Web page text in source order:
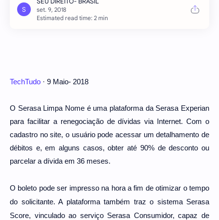
Estimated read time: 2 min
TechTudo · 9 Maio- 2018
O Serasa Limpa Nome é uma plataforma da Serasa Experian
para facilitar a renegociação de dívidas via Internet. Com o
cadastro no site, o usuário pode acessar um detalhamento de
débitos e, em alguns casos, obter até 90% de desconto ou
parcelar a dívida em 36 meses.
O boleto pode ser impresso na hora a fim de otimizar o tempo
do solicitante. A plataforma também traz o sistema Serasa
Score, vinculado ao serviço Serasa Consumidor, capaz de